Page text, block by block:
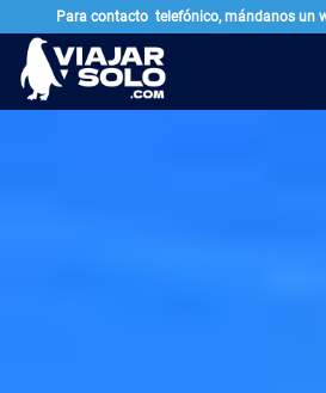
Ir al contenido principal
Para contacto telefónico, mándanos un